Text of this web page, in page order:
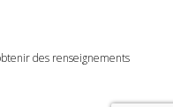
des renseignements